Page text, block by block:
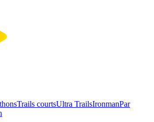
Trails courtsUltra TrailsIronmanPar